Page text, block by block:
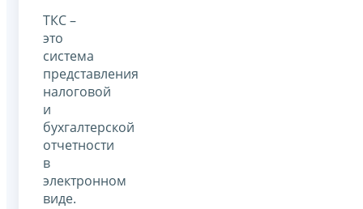
ТКС –
это
система
представления
налоговой
и
бухгалтерской
отчетности
в
электронном
виде.